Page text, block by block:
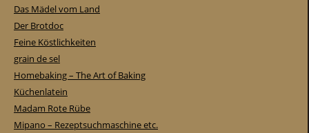
Das Mädel vom Land
Der Brotdoc
Feine Köstlichkeiten
grain de sel
Homebaking – The Art of Baking
Küchenlatein
Madam Rote Rübe
Mipano – Rezeptsuchmaschine etc.